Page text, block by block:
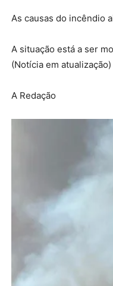
As causas do incêndio
A situação está a ser
(Notícia em atualização)
A Redação